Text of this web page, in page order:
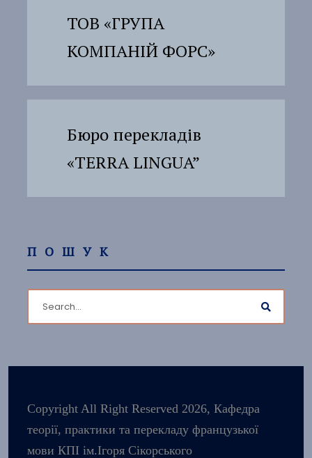
ТОВ «ГРУПА
КОМПАНІЙ ФОРС»
Бюро перекладів
«TERRA LINGUA”
ПОШУК
Copyright All Right Reserved 2026, Кафедра
теорії, практики та перекладу французької
мови КПІ ім.Ігоря Сікорського